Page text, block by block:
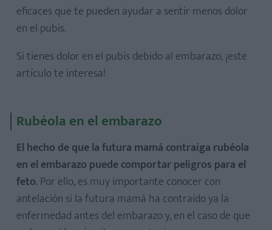
eficaces que te pueden ayudar a sentir menos dolor
en el pubis.
Si tienes dolor en el pubis debido al embarazo, ¡este
artículo te interesa!
Rubéola en el embarazo
El hecho de que la futura mamá contraiga rubéola
en el embarazo puede comportar peligros para el
feto. Por ello, es muy importante conocer con
antelación si la futura mamá ha contraído ya la
enfermedad antes del embarazo y, en el caso de que